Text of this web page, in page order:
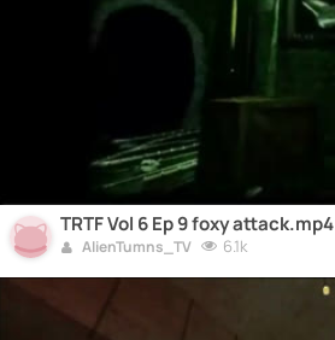
TRTF Vol 6 Ep 9 foxy attack.mp4
AlienTumns_TV 6.1k